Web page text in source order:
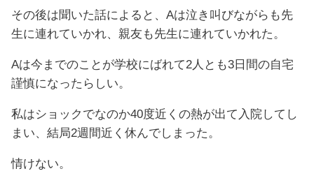
その後は聞いた話によると、Aは泣き叫びながらも先
生に連れていかれ、親友も先生に連れていかれた。
Aは今までのことが学校にばれて2人とも3日間の自宅
謹慎になったらしい。
私はショックでなのか40度近くの熱が出て入院してし
まい、結局2週間近く休んでしまった。
情けない。